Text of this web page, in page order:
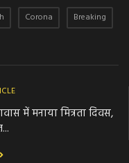
Corona Breaking
में मनाया मित्रता दिवस,